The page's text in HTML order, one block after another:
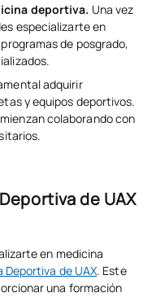
deportiva. Una vez
especializarte en
de posgrado,
adquirir
y equipos deportivos.
colaborando con
de UAX
en medicina
Deportiva de UAX. Este
una formación